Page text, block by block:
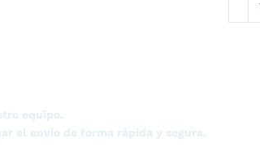
equipo.
el envío de forma rápida y segura.